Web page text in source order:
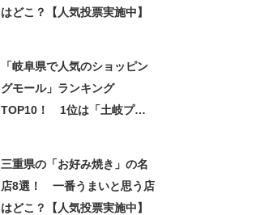
はどこ？【人気投票実施中】
「岐阜県で人気のショッピン
グモール」ランキング
TOP10！ 1位は「土岐プレ
三重県の「お好み焼き」の名
店8選！ 一番うまいと思う店
はどこ？【人気投票実施中】